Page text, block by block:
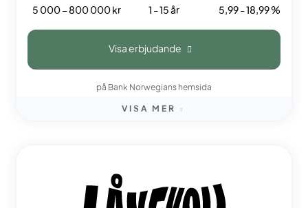
5 000 – 800 000 kr
1 - 15 år
5,99 - 18,99 %
Visa erbjudande
på Bank Norwegians hemsida
VISA MER